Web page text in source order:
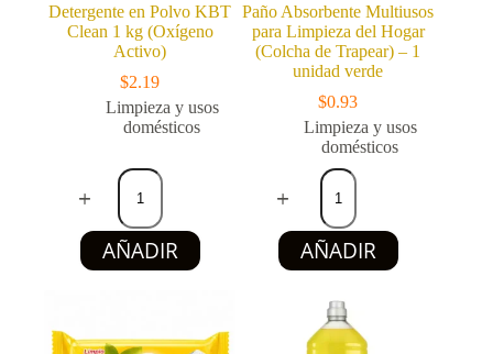
Detergente en Polvo KBT
Clean 1 kg (Oxígeno
Activo)
$2.19
Limpieza y usos
domésticos
Detergente
Polvo
KBT
Clean
1
cantidad
AÑADIR
Paño Absorbente Multiusos
para Limpieza del Hogar
(Colcha de Trapear) – 1
unidad verde
$0.93
Limpieza y usos
domésticos
Paño
Absorbente
Multiusos
para
Limpieza
del
(Colcha
de
Trapear)
AÑADIR